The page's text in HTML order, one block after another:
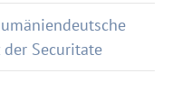
Securitate